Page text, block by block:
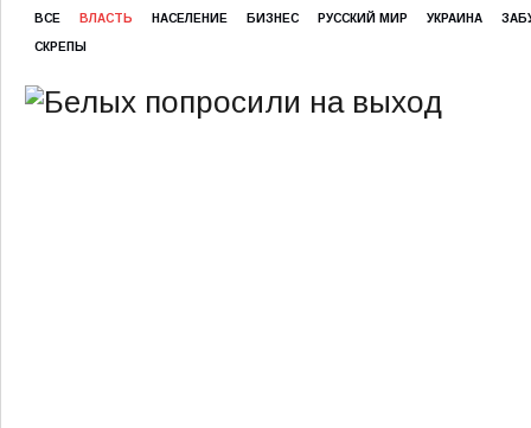
ВСЕ ВЛАСТЬ НАСЕЛЕНИЕ БИЗНЕС РУССКИЙ МИР УКРАИНА
СКРЕПЫ